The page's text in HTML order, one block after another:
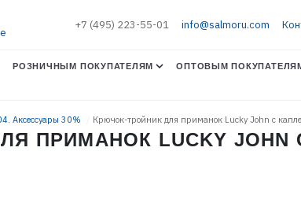
+7 (495) 223-55-01 info@salmoru.com
РОЗНИЧНЫМ ПОКУПАТЕЛЯМ ОПТОВЫМ
Аксессуары 30% Крючок-тройник для приманок Lucky John с
ПРИМАНОК LUCKY JOHN